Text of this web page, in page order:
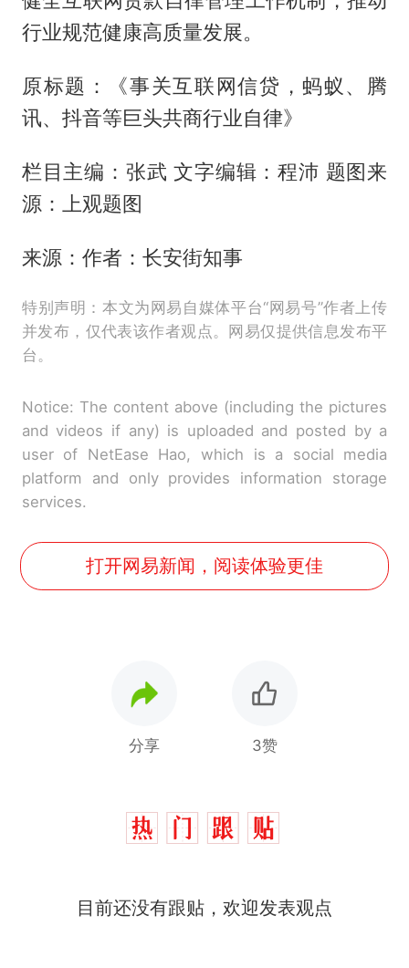
行业规范健康高质量发展。
原标题：《事关互联网信贷，蚂蚁、腾
讯、抖音等巨头共商行业自律》
栏目主编：张武 文字编辑：程沛 题图来
源：上观题图
来源：作者：长安街知事
特别声明：本文为网易自媒体平台“网易号”作者上传
并发布，仅代表该作者观点。网易仅提供信息发布平
台。
Notice: The content above (including the pictures
and videos if any) is uploaded and posted by a
user of NetEase Hao, which is a social media
platform and only provides information storage
services.
打开网易新闻，阅读体验更佳
分享 3赞
目前还没有跟贴，欢迎发表观点
因老师一句“跟我回家”改写了